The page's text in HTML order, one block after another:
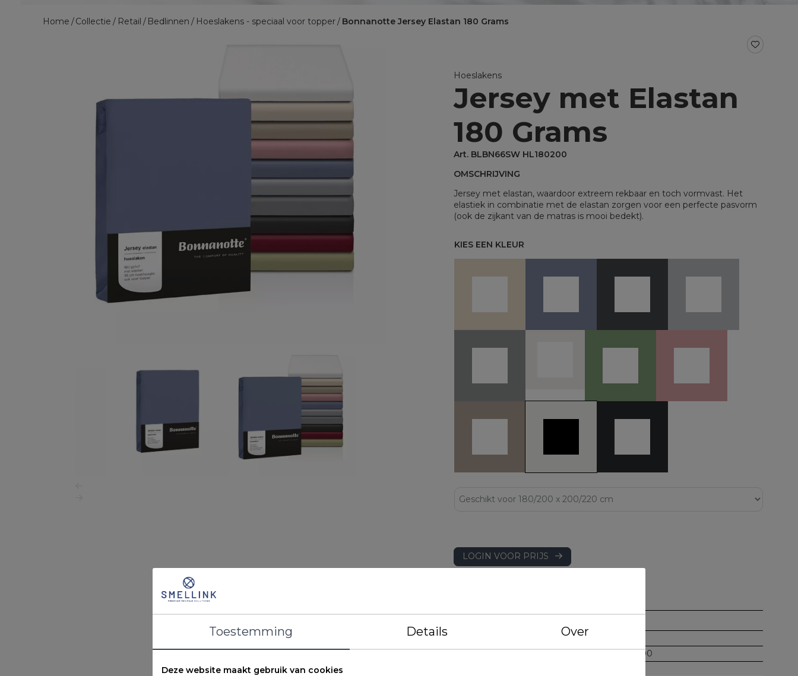
Matrasbeschermers
Matrasbeschermers - speciaal voor split
Matrasbeschermers - speciaal voor topper
Werkdoekjes
Home Collectie Retail Bedlinnen Hoeslakens - speciaal voor topper Bonnanotte Jersey Elastan 180 Grams
Hoeslakens
Jersey met Elastan
180 Grams
Art. BLBN66SW HL180200
OMSCHRIJVING
Jersey met elastan, waardoor extreem rekbaar en toch vormvast. Het
elastiek in combinatie met de elastan zorgen voor een perfecte pasvorm
(ook de zijkant van de matras is mooi bedekt).
KIES EEN KLEUR
LOGIN VOOR PRIJS
8719874420938
Artikelnummer
BLBN66SW HL180200
Toestemming Details Over
Deze website maakt gebruik van cookies